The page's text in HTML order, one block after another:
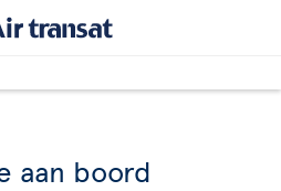
aan boord